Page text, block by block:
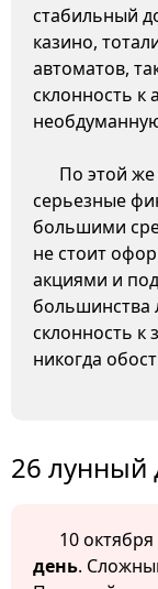
стабильный
казино,
автоматов,
склонность
По этой
серьезные
большими
не стоит
акциями и
большинства
склонность
никогда
26 лунный
10
день.